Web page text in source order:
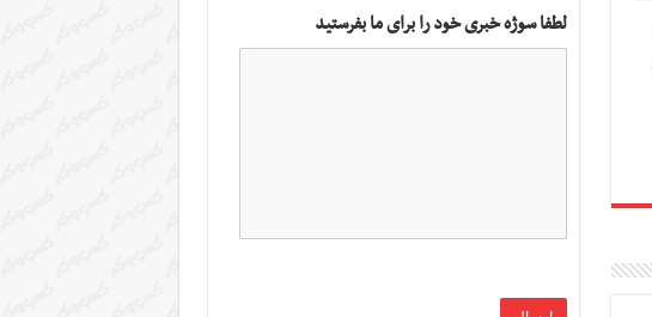
لطفا سوژه خبری خود را برای ما بفرستید